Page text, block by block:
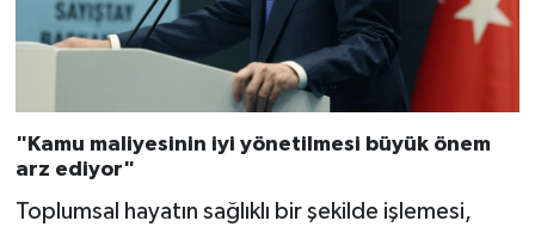
"Kamu maliyesinin iyi yönetilmesi büyük önem
arz ediyor"
Toplumsal hayatın sağlıklı bir şekilde işlemesi,